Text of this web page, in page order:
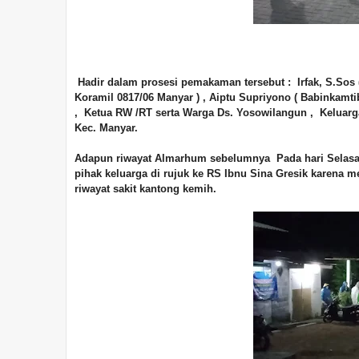
Hadir dalam prosesi pemakaman tersebut : Irfak,
Koramil 0817/06 Manyar ) , Aiptu Supriyono (
, Ketua RW /RT serta Warga Ds. Yosowilangun ,
Kec. Manyar.
Adapun riwayat Almarhum sebelumnya Pada hari
pihak keluarga di rujuk ke RS Ibnu Sina Gresik karena
riwayat sakit kantong kemih.